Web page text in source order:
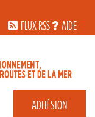
FLUX RSS
AIDE
ADHÉSION